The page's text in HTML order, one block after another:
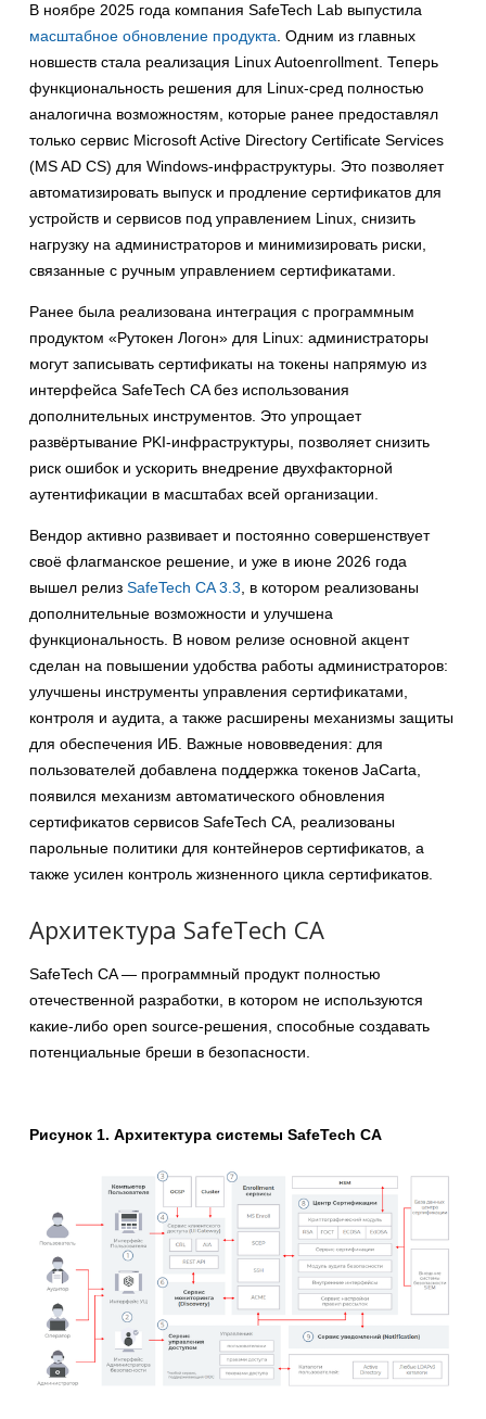
В ноябре 2025 года компания SafeTech Lab выпустила
масштабное обновление продукта. Одним из главных
новшеств стала реализация Linux Autoenrollment. Теперь
функциональность решения для Linux-сред полностью
аналогична возможностям, которые ранее предоставлял
только сервис Microsoft Active Directory Certificate Services
(MS AD CS) для Windows-инфраструктуры. Это позволяет
автоматизировать выпуск и продление сертификатов для
устройств и сервисов под управлением Linux, снизить
нагрузку на администраторов и минимизировать риски,
связанные с ручным управлением сертификатами.
Ранее была реализована интеграция с программным
продуктом «Рутокен Логон» для Linux: администраторы
могут записывать сертификаты на токены напрямую из
интерфейса SafeTech CA без использования
дополнительных инструментов. Это упрощает
развёртывание PKI-инфраструктуры, позволяет снизить
риск ошибок и ускорить внедрение двухфакторной
аутентификации в масштабах всей организации.
Вендор активно развивает и постоянно совершенствует
своё флагманское решение, и уже в июне 2026 года
вышел релиз SafeTech CA 3.3, в котором реализованы
дополнительные возможности и улучшена
функциональность. В новом релизе основной акцент
сделан на повышении удобства работы администраторов:
улучшены инструменты управления сертификатами,
контроля и аудита, а также расширены механизмы защиты
для обеспечения ИБ. Важные нововведения: для
пользователей добавлена поддержка токенов JaCarta,
появился механизм автоматического обновления
сертификатов сервисов SafeTech CA, реализованы
парольные политики для контейнеров сертификатов, а
также усилен контроль жизненного цикла сертификатов.
Архитектура SafeTech CA
SafeTech CA — программный продукт полностью
отечественной разработки, в котором не используются
какие-либо open source-решения, способные создавать
потенциальные бреши в безопасности.
Рисунок 1. Архитектура системы SafeTech CA